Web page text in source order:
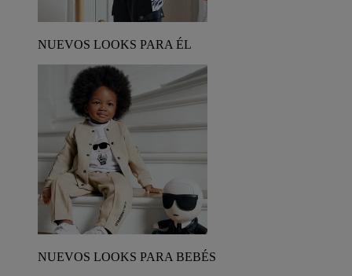
NUEVOS LOOKS PARA ÉL
NUEVOS LOOKS PARA BEBÉS